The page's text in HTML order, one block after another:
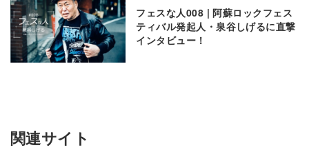
フェスな人008 | 阿蘇ロックフェス
ティバル発起人・泉谷しげるに直撃
インタビュー！
関連サイト